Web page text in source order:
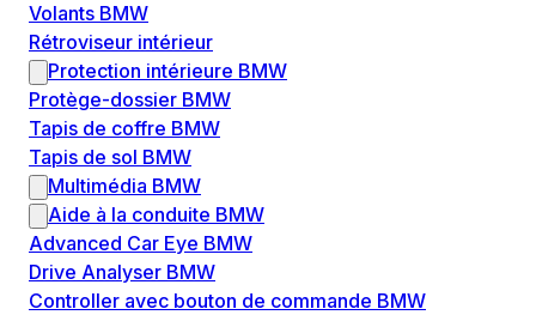
Volants BMW
Rétroviseur intérieur
Protection intérieure BMW
Protège-dossier BMW
Tapis de coffre BMW
Tapis de sol BMW
Multimédia BMW
Aide à la conduite BMW
Advanced Car Eye BMW
Drive Analyser BMW
Controller avec bouton de commande BMW